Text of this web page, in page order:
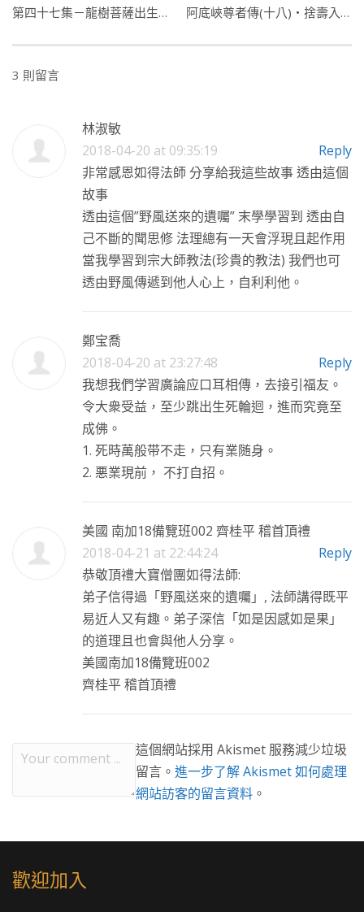
第四十七集－龍樹菩薩出生・直觀深意 阿底峽尊者傳(十八)・捨壽入藏・釋三士道
3 則留言
林淑敏
2018-04-20 at 09:35:19
Reply
非常感恩如得法師 分享給我這些故事 透由這個
故事
透由這個”野風送來的遺囑” 末學學習到 透由自
己不斷的聞思修 法理總有一天會浮現且起作用
當我學習到宗大師教法(珍貴的教法) 我們也可
透由野風傳遞到他人心上，自利利他。
鄭宝喬
2018-04-20 at 23:27:48
Reply
我想我們学習廣論应口耳相傳，去接引福友。
令大衆受益，至少跳出生死輪迴，進而究竟至
成佛。
1. 死時萬般带不走，只有業随身。
2. 悪業現前， 不打自招。
美國 南加18備覽班002 齊桂平 稽首頂禮
2018-04-21 at 22:44:24
Reply
恭敬頂禮大寶僧團如得法師:
弟子信得過「野風送來的遺囑」, 法師講得既平
易近人又有趣。弟子深信「如是因感如是果」
的道理且也會與他人分享。
美國南加18備覽班002
齊桂平 稽首頂禮
這個網站採用 Akismet 服務減少垃圾
留言。 進一步了解 Akismet 如何處理
網站訪客的留言資料 。
歡迎加入